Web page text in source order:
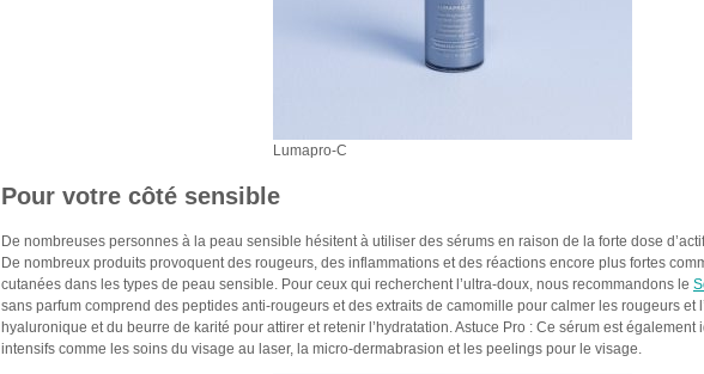
Lumapro-C
Pour votre côté sensible
De nombreuses personnes à la peau sensible hésitent à utiliser des sérums en raison de la forte dose
De nombreux produits provoquent des rougeurs, des inflammations et des réactions encore plus fortes
cutanées dans les types de peau sensible. Pour ceux qui recherchent l’ultra-doux, nous recommandons le
sans parfum comprend des peptides anti-rougeurs et des extraits de camomille pour calmer les rougeurs et
hyaluronique et du beurre de karité pour attirer et retenir l’hydratation. Astuce Pro : Ce sérum est
intensifs comme les soins du visage au laser, la micro-dermabrasion et les peelings pour le visage.